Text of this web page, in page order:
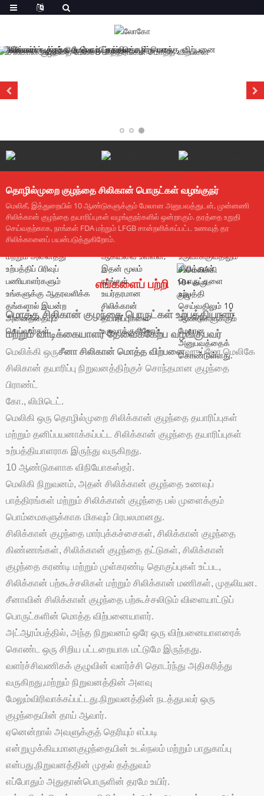
தொழில்முறை குழந்தை சிலிகான் பொருட்கள் வழங்குநர்
மெலிகீ, இத்துறையில் 10 ஆண்டுகளுக்கும் மேலான அனுபவத்துடன், முன்னணி
சிலிக்கான் குழந்தை தயாரிப்புகள் வழங்குநர்களில் ஒன்றாகும். தரத்தை உறுதி
செய்வதற்காக, நாங்கள் FDA மற்றும் LFGB சான்றளிக்கப்பட்ட உணவுத் தர
சிலிக்கானைப் பயன்படுத்துகிறோம்.
எங்களைப் பற்றி
மொத்த சிலிகான் குழந்தை பொருட்கள் உற்பத்தியாளர்
மற்றும் வாடிக்கையாளர் தேவைக்கேற்ப வழங்குபவர்
மெலிக்கி ஒருசீனா சிலிகான் மொத்த விற்பனைஹுய்ஜோ மெலிகே
சிலிகான் தயாரிப்பு நிறுவனத்திற்குச் சொந்தமான குழந்தை
பிராண்ட்
கோ., லிமிடெட்.
மெலிகி ஒரு தொழில்முறை சிலிக்கான் குழந்தை தயாரிப்புகள்
மற்றும் தனிப்பயனாக்கப்பட்ட சிலிக்கான் குழந்தை தயாரிப்புகள்
உற்பத்தியாளராக இருந்து வருகிறது.
10 ஆண்டுகளாக விநியோகஸ்தர்.
மெலிகி நிறுவனம், அதன் சிலிக்கான் குழந்தை உணவுப்
பாத்திரங்கள் மற்றும் சிலிக்கான் குழந்தை பல் முளைக்கும்
பொம்மைகளுக்காக மிகவும் பிரபலமானது.
சிலிக்கான் குழந்தை மார்புக்கச்சைகள், சிலிக்கான் குழந்தை
கிண்ணங்கள், சிலிக்கான் குழந்தை தட்டுகள், சிலிக்கான்
குழந்தை கரண்டி மற்றும் முள்கரண்டி தொகுப்புகள் உட்பட,
சிலிக்கான் பற்கூச்சலிகள் மற்றும் சிலிக்கான் மணிகள், முதலியன.
சீனாவின் சிலிக்கான் குழந்தை பற்கூச்சலிடும் விளையாட்டுப்
பொருட்களின் மொத்த விற்பனையாளர்.
அட் ஆரம்பத்தில், அந்த நிறுவனம் ஒரே ஒரு விற்பனையாளரைக்
கொண்ட ஒரு சிறிய பட்டறையாக மட்டுமே இருந்தது.
வளர்ச்சிவணிகக் குழுவின் வளர்ச்சி தொடர்ந்து அதிகரித்து
வருகிறது,மற்றும் நிறுவனத்தின் அளவு
மேலும்விரிவாக்கப்பட்டது.நிறுவனத்தின் நடத்துபவர் ஒரு
குழந்தையின் தாய் ஆவார்.
ஏனென்றால் அவளுக்குத் தெரியும் எப்படி
என்றுமுக்கியமானகுழந்தையின் உடல்நலம் மற்றும் பாதுகாப்பு
என்பது,நிறுவனத்தின் முதல் தத்துவம்
எப்போதும் அதுதான்பொருளின் தரமே உயிர்.